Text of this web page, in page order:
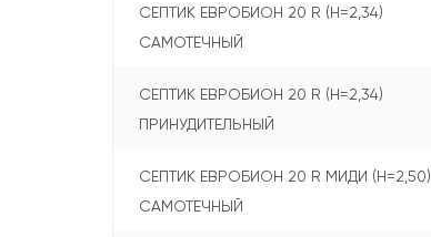
СЕПТИК ЕВРОБИОН 20 R (Н=2,34)
САМОТЕЧНЫЙ
СЕПТИК ЕВРОБИОН 20 R (Н=2,34)
ПРИНУДИТЕЛЬНЫЙ
СЕПТИК ЕВРОБИОН 20 R МИДИ (Н=2,50)
САМОТЕЧНЫЙ